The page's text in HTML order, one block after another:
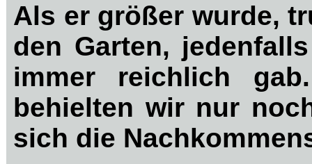
Als er größer wurde,
den Garten,
immer reichlich
behielten wir nur
sich die